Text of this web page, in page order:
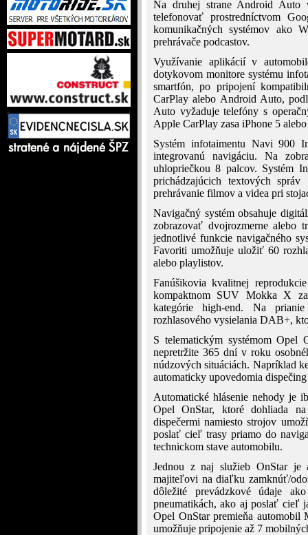
Na druhej strane Android
telefonovať prostredníctvom
komunikačných systémov ako
prehrávače podcastov.
Využívanie aplikácií v
dotykovom monitore systému
smartfón, po pripojení
CarPlay alebo Android Auto,
Auto vyžaduje telefóny s
Apple CarPlay zasa iPhone 5
Systém infotaimentu Navi 900
integrovanú navigáciu. Na
uhlopriečkou 8 palcov. Systém
prichádzajúcich textových
prehrávanie filmov a videa pri
Navigačný systém obsahuje
zobrazovať dvojrozmerne alebo
jednotlivé funkcie navigačného
Favoriti umožňuje uložiť 60
alebo playlistov.
Fanúšikovia kvalitnej
kompaktnom SUV Mokka X
kategórie high-end. Na
rozhlasového vysielania DAB+,
S telematickým systémom
nepretržite 365 dní v roku
núdzových situáciách. Napríklad
automaticky upovedomia
Automatické hlásenie nehody je
Opel OnStar, ktoré dohliada
dispečermi namiesto strojov
poslať cieľ trasy priamo do
technickom stave automobilu.
Jednou z naj služieb OnStar je
majiteľovi na diaľku zamknúť/
dôležité prevádzkové údaje
pneumatikách, ako aj poslať cieľ
Opel OnStar premieňa
umožňuje pripojenie až 7